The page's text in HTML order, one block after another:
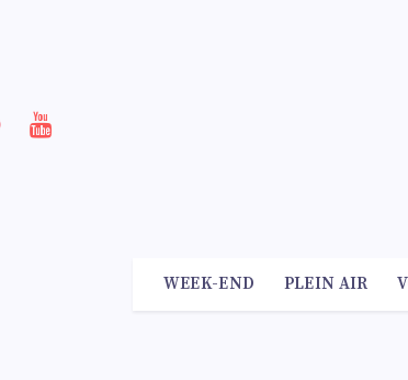
WEEK-END PLEIN AIR